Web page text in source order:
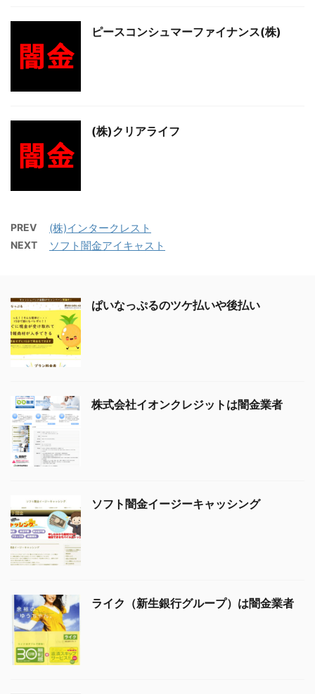
ピースコンシュマーファイナンス(株)
(株)クリアライフ
PREV (株)インタークレスト
NEXT ソフト闇金アイキャスト
ぱいなっぷるのツケ払いや後払い
株式会社イオンクレジットは闇金業者
ソフト闇金イージーキャッシング
ライク（新生銀行グループ）は闇金業者